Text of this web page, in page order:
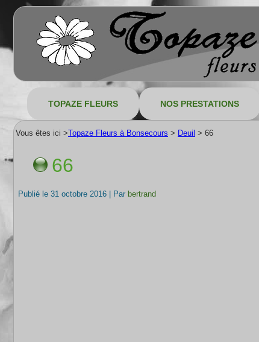
TOPAZE FLEURS NOS PRESTATIONS
Vous êtes ici >Topaze Fleurs à Bonsecours > Deuil > 66
66
Publié le 31 octobre 2016 Par bertrand